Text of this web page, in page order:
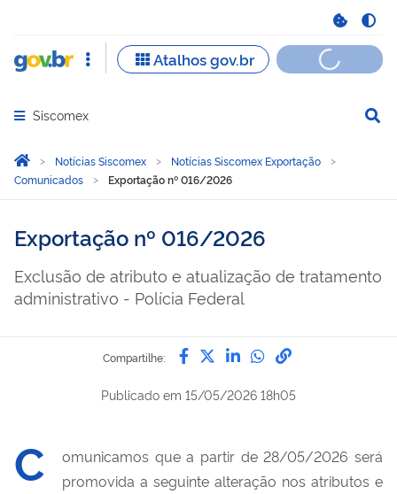
Abrir menu principal de navegação
Siscomex
Você está aqui:
Página Inicial
Notícias Siscomex
Notícias Siscomex Exportação
Comunicados
Exportação nº 016/2026
Exportação nº 016/2026
Exclusão de atributo e atualização de tratamento
administrativo - Polícia Federal
Compartilhe: Compartilhe por Facebook
Compartilhe por Twitter
Compartilhe por
Compartilhe
link para
Publicado em 15/05/2026 18h05
C
omunicamos que a partir de 28/05/2026 será
promovida a seguinte alteração nos atributos e